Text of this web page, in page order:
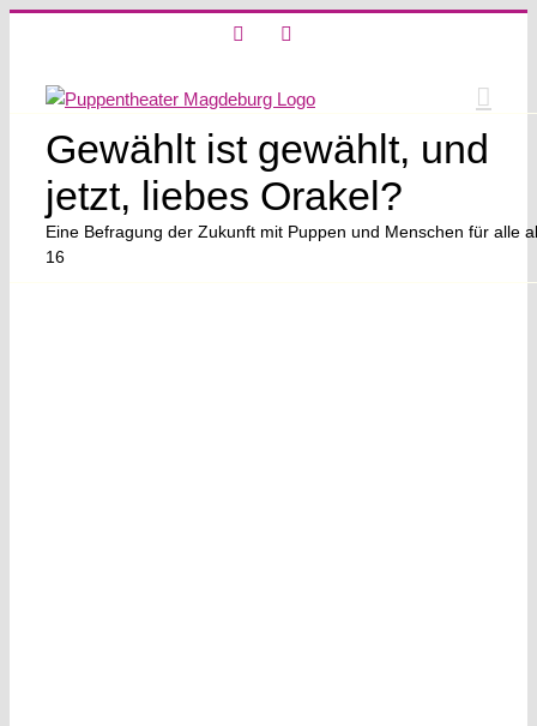
Gewählt ist gewählt, und
jetzt, liebes Orakel?
Eine Befragung der Zukunft mit Puppen und Menschen für alle
16